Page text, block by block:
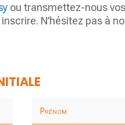
ou transmettez-nous
N’hésitez pas à